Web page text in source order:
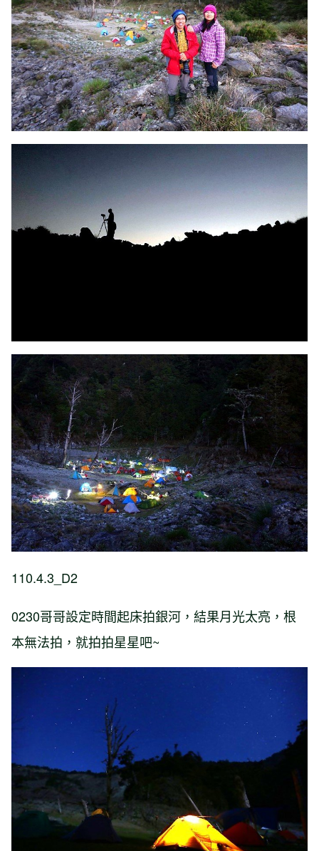
110.4.3_D2
0230哥哥設定時間起床拍銀河，結果月光太亮，根
本無法拍，就拍拍星星吧~